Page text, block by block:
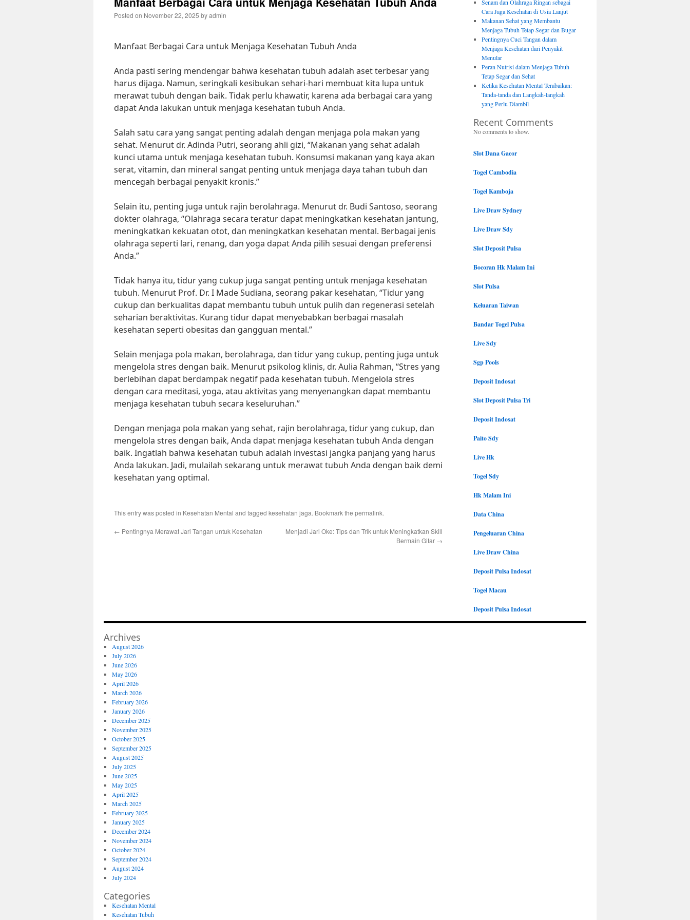
Posted on November 22, 2025 byadmin
Manfaat Berbagai Cara untuk Menjaga Kesehatan Tubuh Anda
Anda pasti sering mendengar bahwa kesehatan tubuh adalah aset terbesar yang
harus dijaga. Namun, seringkali kesibukan sehari-hari membuat kita lupa untuk
merawat tubuh dengan baik. Tidak perlu khawatir, karena ada berbagai cara yang
dapat Anda lakukan untuk menjaga kesehatan tubuh Anda.
Salah satu cara yang sangat penting adalah dengan menjaga pola makan yang
sehat. Menurut dr. Adinda Putri, seorang ahli gizi, “Makanan yang sehat adalah
kunci utama untuk menjaga kesehatan tubuh. Konsumsi makanan yang kaya akan
serat, vitamin, dan mineral sangat penting untuk menjaga daya tahan tubuh dan
mencegah berbagai penyakit kronis.”
Selain itu, penting juga untuk rajin berolahraga. Menurut dr. Budi Santoso, seorang
dokter olahraga, “Olahraga secara teratur dapat meningkatkan kesehatan jantung,
meningkatkan kekuatan otot, dan meningkatkan kesehatan mental. Berbagai jenis
olahraga seperti lari, renang, dan yoga dapat Anda pilih sesuai dengan preferensi
Anda.”
Tidak hanya itu, tidur yang cukup juga sangat penting untuk menjaga kesehatan
tubuh. Menurut Prof. Dr. I Made Sudiana, seorang pakar kesehatan, “Tidur yang
cukup dan berkualitas dapat membantu tubuh untuk pulih dan regenerasi setelah
seharian beraktivitas. Kurang tidur dapat menyebabkan berbagai masalah
kesehatan seperti obesitas dan gangguan mental.”
Selain menjaga pola makan, berolahraga, dan tidur yang cukup, penting juga untuk
mengelola stres dengan baik. Menurut psikolog klinis, dr. Aulia Rahman, “Stres yang
berlebihan dapat berdampak negatif pada kesehatan tubuh. Mengelola stres
dengan cara meditasi, yoga, atau aktivitas yang menyenangkan dapat membantu
menjaga kesehatan tubuh secara keseluruhan.”
Dengan menjaga pola makan yang sehat, rajin berolahraga, tidur yang cukup, dan
mengelola stres dengan baik, Anda dapat menjaga kesehatan tubuh Anda dengan
baik. Ingatlah bahwa kesehatan tubuh adalah investasi jangka panjang yang harus
Anda lakukan. Jadi, mulailah sekarang untuk merawat tubuh Anda dengan baik demi
kesehatan yang optimal.
This entry was posted in Kesehatan Mental and tagged kesehatan jaga. Bookmark the permalink.
← Pentingnya Merawat Jari Tangan untuk Kesehatan
Menjadi Jari Oke: Tips dan Trik untuk Meningkatkan Skill
Bermain Gitar →
Senam dan Olahraga Ringan sebagai
Cara Jaga Kesehatan di Usia Lanjut
Makanan Sehat yang Membantu
Menjaga Tubuh Tetap Segar dan Bugar
Pentingnya Cuci Tangan dalam
Menjaga Kesehatan dari Penyakit
Menular
Peran Nutrisi dalam Menjaga Tubuh
Tetap Segar dan Sehat
Ketika Kesehatan Mental Terabaikan:
Tanda-tanda dan Langkah-langkah
yang Perlu Diambil
Recent Comments
No comments to show.
Slot Dana Gacor
Togel Cambodia
Togel Kamboja
Live Draw Sydney
Live Draw Sdy
Slot Deposit Pulsa
Bocoran Hk Malam Ini
Slot Pulsa
Keluaran Taiwan
Bandar Togel Pulsa
Live Sdy
Sgp Pools
Deposit Indosat
Slot Deposit Pulsa Tri
Deposit Indosat
Paito Sdy
Live Hk
Togel Sdy
Hk Malam Ini
Data China
Pengeluaran China
Live Draw China
Deposit Pulsa Indosat
Togel Macau
Deposit Pulsa Indosat
Archives
August 2026
July 2026
June 2026
May 2026
April 2026
March 2026
February 2026
January 2026
December 2025
November 2025
October 2025
September 2025
August 2025
July 2025
June 2025
May 2025
April 2025
March 2025
February 2025
January 2025
December 2024
November 2024
October 2024
September 2024
August 2024
July 2024
Categories
Kesehatan Mental
Kesehatan Tubuh